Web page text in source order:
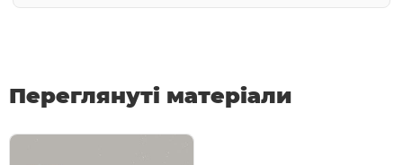
Переглянуті матеріали